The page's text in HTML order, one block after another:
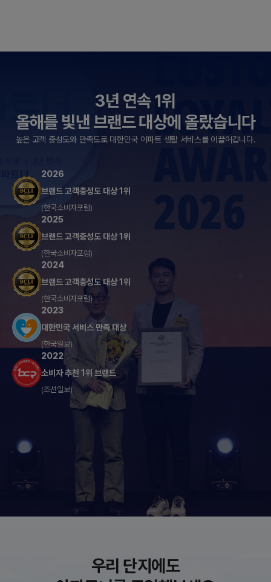
3년 연속 1위
올해를 빛낸 브랜드 대상에 올랐습니다
높은 고객 충성도와 만족도로 대한민국 아파트 생활 서비스를 이끌어갑니다.
2026
브랜드 고객충성도 대상 1위
(한국소비자포럼)
2025
브랜드 고객충성도 대상 1위
(한국소비자포럼)
2024
브랜드 고객충성도 대상 1위
(한국소비자포럼)
2023
대한민국 서비스 만족 대상
(한국일보)
2022
소비자 추천 1위 브랜드
(조선일보)
우리 단지에도